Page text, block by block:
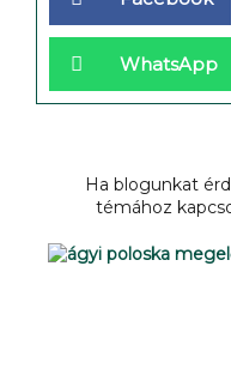
WhatsApp
Ha blogunkat
témához